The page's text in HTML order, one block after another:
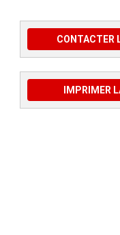
CONTACTER
IMPRIMER